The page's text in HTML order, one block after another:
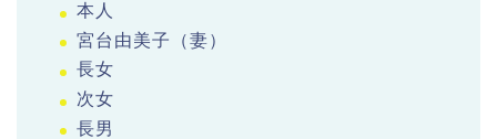
本人
宮台由美子（妻）
長女
次女
長男